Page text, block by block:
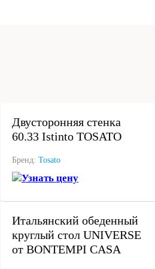
Двусторонняя стенка
60.33 Istinto TOSATO
Бренд: Tosato
Узнать цену
Итальянский обеденный
круглый стол UNIVERSE
от BONTEMPI CASA